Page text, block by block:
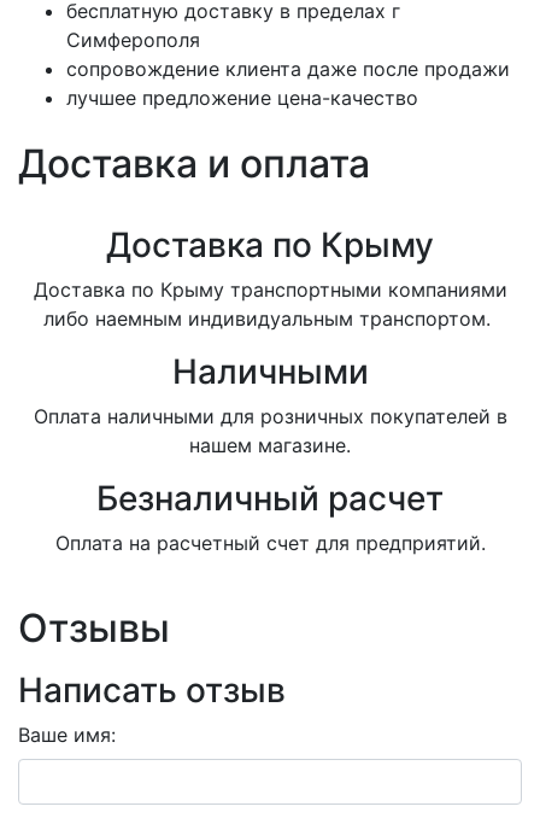
бесплатную доставку в пределах г
Симферополя
сопровождение клиента даже после продажи
лучшее предложение цена-качество
Доставка и оплата
Доставка по Крыму
Доставка по Крыму транспортными компаниями
либо наемным индивидуальным транспортом.
Наличными
Оплата наличными для розничных покупателей в
нашем магазине.
Безналичный расчет
Оплата на расчетный счет для предприятий.
Отзывы
Написать отзыв
Ваше имя: